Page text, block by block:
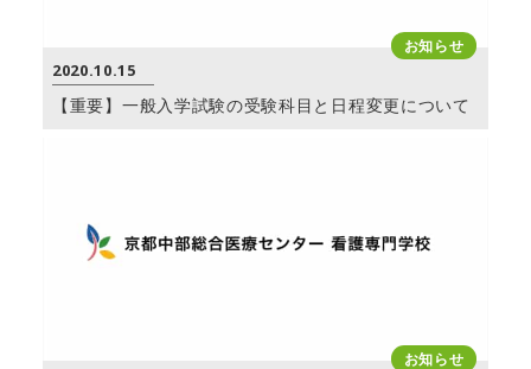
お知らせ
2020.10.15
【重要】一般入学試験の受験科目と日程変更について
お知らせ